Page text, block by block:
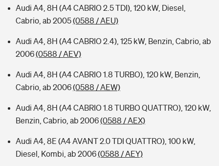
Audi A4, 8H (A4 CABRIO 2.5 TDI), 120 kW, Diesel,
Cabrio, ab 2005(0588 / AEU)
Audi A4, 8H (A4 CABRIO 2.4), 125 kW, Benzin, Cabrio, ab
2006(0588 / AEV)
Audi A4, 8H (A4 CABRIO 1.8 TURBO), 120 kW, Benzin,
Cabrio, ab 2006(0588 / AEW)
Audi A4, 8H (A4 CABRIO 1.8 TURBO QUATTRO), 120 kW,
Benzin, Cabrio, ab 2006(0588 / AEX)
Audi A4, 8E (A4 AVANT 2.0 TDI QUATTRO), 100 kW,
Diesel, Kombi, ab 2006(0588 / AEY)